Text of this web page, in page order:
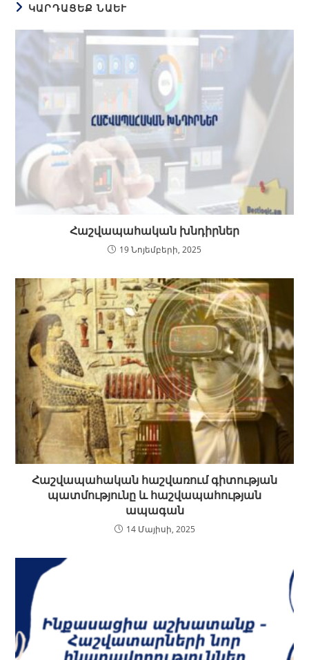
ԿԱՐԴԱՑԵՔ ՆԱԵՒ
Հաշվապահական խնդիրներ
19 Նոյեմբերի, 2025
Հաշվապահական հաշվառում գիտության
պատմությունը և հաշվապահության
ապագան
14 Մայիսի, 2025